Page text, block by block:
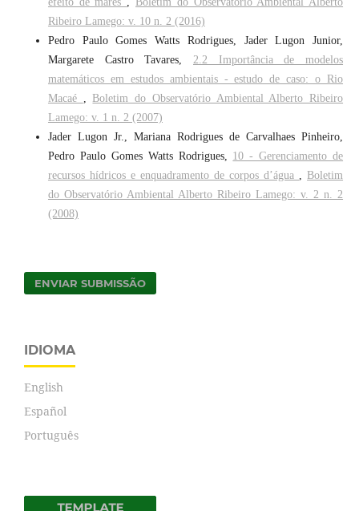
Ribeiro Lamego: v. 10 n. 2 (2016)
Pedro Paulo Gomes Watts Rodrigues, Jader Lugon Junior,
Margarete Castro Tavares, 2.2 Importância de modelos
matemáticos em estudos ambientais - estudo de caso: o Rio
Macaé , Boletim do Observatório Ambiental Alberto Ribeiro
Lamego: v. 1 n. 2 (2007)
Jader Lugon Jr., Mariana Rodrigues de Carvalhaes Pinheiro,
Pedro Paulo Gomes Watts Rodrigues, 10 - Gerenciamento de
recursos hídricos e enquadramento de corpos d’água , Boletim
do Observatório Ambiental Alberto Ribeiro Lamego: v. 2 n. 2
(2008)
ENVIAR SUBMISSÃO
IDIOMA
English
Español
Português